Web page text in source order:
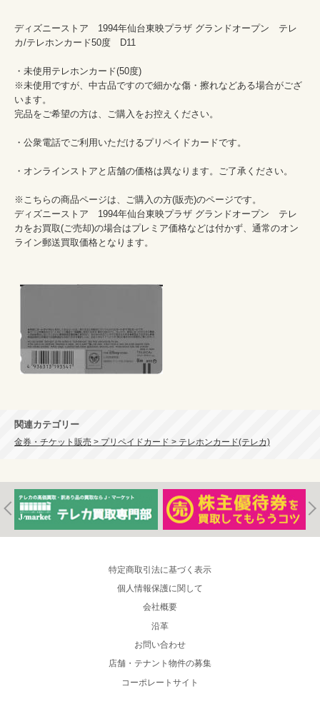
ディズニーストア　1994年仙台東映プラザ グランドオープン　テレ
カ/テレホンカード50度　D11
・未使用テレホンカード(50度)
※未使用ですが、中古品ですので細かな傷・擦れなどある場合がござ
います。
完品をご希望の方は、ご購入をお控えください。
・公衆電話でご利用いただけるプリペイドカードです。
・オンラインストアと店舗の価格は異なります。ご了承ください。
※こちらの商品ページは、ご購入の方(販売)のページです。
ディズニーストア　1994年仙台東映プラザ グランドオープン　テレ
カをお買取(ご売却)の場合はプレミア価格などは付かず、通常のオン
ライン郵送買取価格となります。
関連カテゴリー
金券・チケット販売 > プリペイドカード > テレホンカード(テレカ)
特定商取引法に基づく表示
個人情報保護に関して
会社概要
沿革
お問い合わせ
店舗・テナント物件の募集
コーポレートサイト